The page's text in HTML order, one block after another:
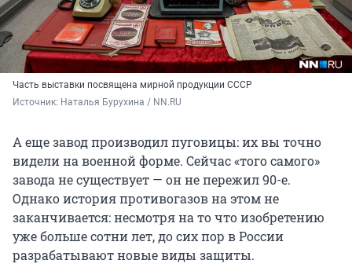
Часть выставки посвящена мирной продукции СССР
Источник: Наталья Бурухина / NN.RU
А еще завод производил пуговицы: их вы точно
видели на военной форме. Сейчас «того самого»
завода не существует — он не пережил 90-е.
Однако история противогазов на этом не
заканчивается: несмотря на то что изобретению
уже больше сотни лет, до сих пор в России
разрабатывают новые виды защиты.